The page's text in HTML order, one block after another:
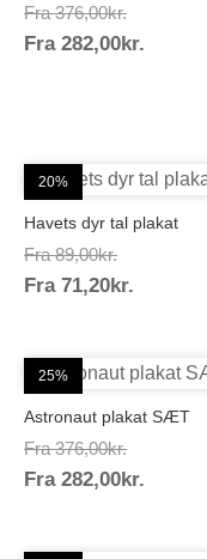
Fra 376,00kr.Prisinterval:
376,00kr.
Fra 282,00kr.
20%
Havets dyr tal plakat
Fra 89,00kr.Prisinterval:
89,00kr.
Fra 71,20kr.
25%
Astronaut plakat SÆT
Fra 376,00kr.Prisinterval:
376,00kr.
Fra 282,00kr.